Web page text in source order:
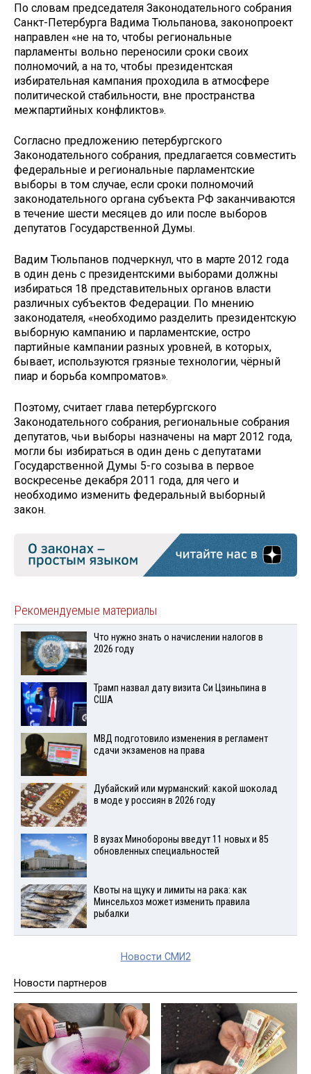
По словам председателя Законодательного собрания
Санкт-Петербурга Вадима Тюльпанова, законопроект
направлен «не на то, чтобы региональные
парламенты вольно переносили сроки своих
полномочий, а на то, чтобы президентская
избирательная кампания проходила в атмосфере
политической стабильности, вне пространства
межпартийных конфликтов».
Согласно предложению петербургского
Законодательного собрания, предлагается совместить
федеральные и региональные парламентские
выборы в том случае, если сроки полномочий
законодательного органа субъекта РФ заканчиваются
в течение шести месяцев до или после выборов
депутатов Государственной Думы.
Вадим Тюльпанов подчеркнул, что в марте 2012 года
в один день с президентскими выборами должны
избираться 18 представительных органов власти
различных субъектов Федерации. По мнению
законодателя, «необходимо разделить президентскую
выборную кампанию и парламентские, остро
партийные кампании разных уровней, в которых,
бывает, используются грязные технологии, чёрный
пиар и борьба компроматов».
Поэтому, считает глава петербургского
Законодательного собрания, региональные собрания
депутатов, чьи выборы назначены на март 2012 года,
могли бы избираться в один день с депутатами
Государственной Думы 5-го созыва в первое
воскресенье декабря 2011 года, для чего и
необходимо изменить федеральный выборный
закон.
Рекомендуемые материалы
Что нужно знать о начислении налогов в
2026 году
Трамп назвал дату визита Си Цзиньпина в
США
МВД подготовило изменения в регламент
сдачи экзаменов на права
Дубайский или мурманский: какой шоколад
в моде у россиян в 2026 году
В вузах Минобороны введут 11 новых и 85
обновленных специальностей
Квоты на щуку и лимиты на рака: как
Минсельхоз может изменить правила
рыбалки
Новости СМИ2
Новости партнеров